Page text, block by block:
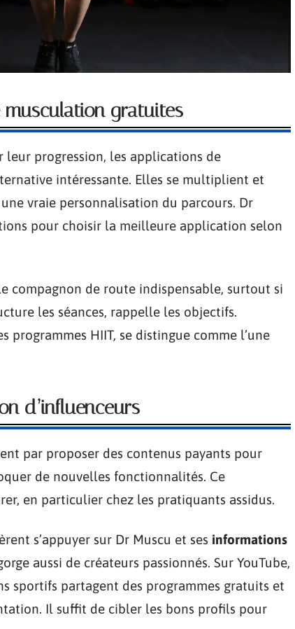
musculation gratuites
progression, les applications de
intéressante. Elles se multiplient et
vraie personnalisation du parcours. Dr
pour choisir la meilleure application selon
compagnon de route indispensable, surtout si
les séances, rappelle les objectifs.
programmes HIIT, se distingue comme l’une
d’influenceurs
par proposer des contenus payants pour
de nouvelles fonctionnalités. Ce
en particulier chez les pratiquants assidus.
s’appuyer sur Dr Muscu et ses informations
aussi de créateurs passionnés. Sur YouTube,
sportifs partagent des programmes gratuits et
Il suffit de cibler les bons profils pour